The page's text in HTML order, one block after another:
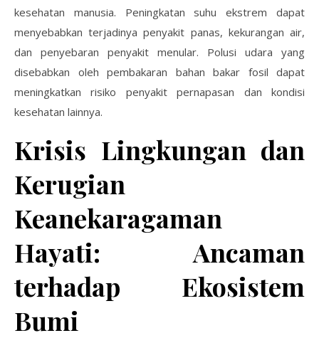
kesehatan manusia. Peningkatan suhu ekstrem dapat
menyebabkan terjadinya penyakit panas, kekurangan air,
dan penyebaran penyakit menular. Polusi udara yang
disebabkan oleh pembakaran bahan bakar fosil dapat
meningkatkan risiko penyakit pernapasan dan kondisi
kesehatan lainnya.
Krisis Lingkungan dan
Kerugian
Keanekaragaman
Hayati: Ancaman
terhadap Ekosistem
Bumi